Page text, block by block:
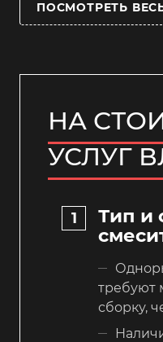
ПОСМОТРЕТЬ
НА
УСЛУГ
Тип и
требуют
сборку,